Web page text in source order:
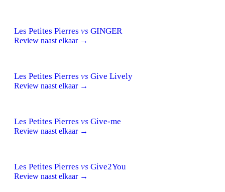
Les Petites Pierres vs GINGER
Review naast elkaar →
Les Petites Pierres vs Give Lively
Review naast elkaar →
Les Petites Pierres vs Give-me
Review naast elkaar →
Les Petites Pierres vs Give2You
Review naast elkaar →